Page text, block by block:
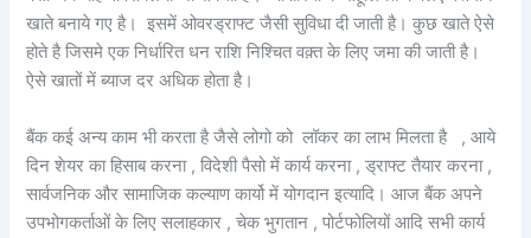
खाते बनाये गए है। इसमें ओवरड्राफ्ट जैसी सुविधा दी जाती है। कुछ खाते ऐसे
होते है जिसमे एक निर्धारित धन राशि निश्चित वक़्त के लिए जमा की जाती है।
ऐसे खातों में ब्याज दर अधिक होता है।
बैंक कई अन्य काम भी करता है जैसे लोगो को लॉकर का लाभ मिलता है , आये
दिन शेयर का हिसाब करना , विदेशी पैसो में कार्य करना , ड्राफ्ट तैयार करना ,
सार्वजनिक और सामाजिक कल्याण कार्यो में योगदान इत्यादि। आज बैंक अपने
उपभोगकर्ताओं के लिए सलाहकार , चेक भुगतान , पोर्टफोलियों आदि सभी कार्य